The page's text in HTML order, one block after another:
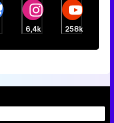
6,4k 258k